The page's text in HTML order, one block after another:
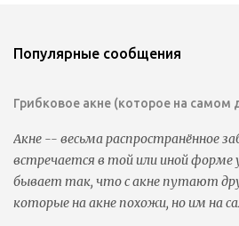
а
т
о
м
м
н
Популярные сообщения
Грибковое акне (которое на самом
Акне -- весьма распространённое
встречается в той или иной форме
бывает так, что с акне путают
которые на акне похожи, но им на